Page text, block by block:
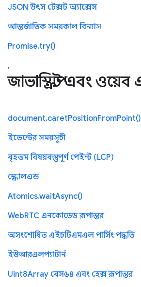
JSON উৎস টেক্সট অ্যাক্সেস
আন্তর্জাতিক সময়কাল বিন্যাস
Promise.try()
,
জাভাস্ক্রিপ্ট এবং
document.caretPositionFromPoint()
ইভেন্টের সময়সূচী
বৃহত্তম বিষয়বস্তুপূর্ণ পেইন্ট (LCP)
স্ক্রোলএন্ড
Atomics.waitAsync()
WebRTC এনকোডেড রূপান্তর
অসংশোধিত এইচটিএমএল পার্সিং পদ্ধতি
ইউআরএলপ্যাটার্ন
Uint8Array বেস৬৪ এবং হেক্স রূপান্তর